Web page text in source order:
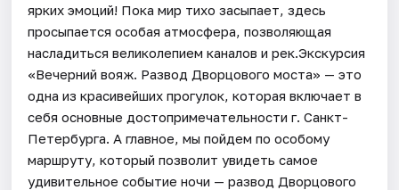
ярких эмоций! Пока мир тихо засыпает, здесь
просыпается особая атмосфера, позволяющая
насладиться великолепием каналов и рек.Экскурсия
«Вечерний вояж. Развод Дворцового моста» — это
одна из красивейших прогулок, которая включает в
себя основные достопримечательности г. Санкт-
Петербурга. А главное, мы пойдем по особому
маршруту, который позволит увидеть самое
удивительное событие ночи — развод Дворцового